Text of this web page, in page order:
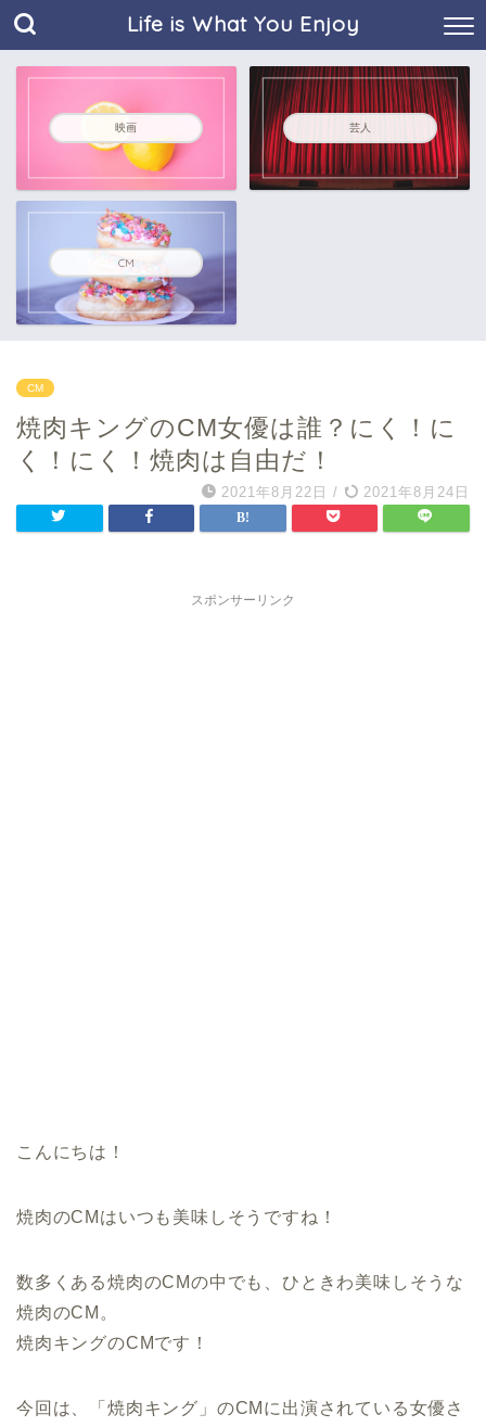
Life is What You Enjoy
映画 芸人
CM
CM
焼肉キングのCM女優は誰？にく！に
く！にく！焼肉は自由だ！
2021年8月22日 / 2021年8月24日
スポンサーリンク
こんにちは！
焼肉のCMはいつも美味しそうですね！
数多くある焼肉のCMの中でも、ひときわ美味しそうな
焼肉のCM。
焼肉キングのCMです！
今回は、「焼肉キング」のCMに出演されている女優さ